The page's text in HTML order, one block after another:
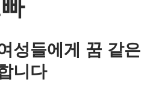
성들에게 꿈 같은
니다